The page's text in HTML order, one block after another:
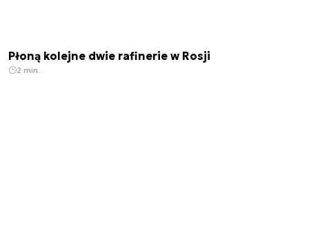
Płoną kolejne dwie rafinerie w Rosji
2 min.